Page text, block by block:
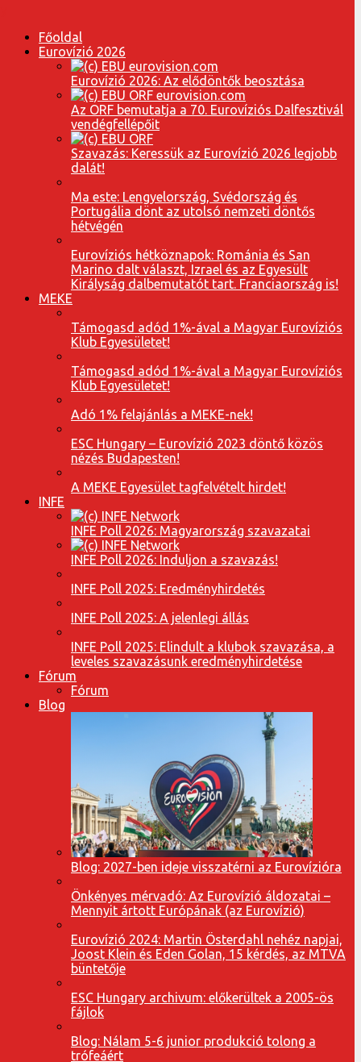
Főoldal
Eurovízió 2026
Eurovízió 2026: Az elődöntők beosztása
Az ORF bemutatja a 70. Eurovíziós Dalfesztivál
vendégfellépőit
Szavazás: Keressük az Eurovízió 2026 legjobb
dalát!
Ma este: Lengyelország, Svédország és
Portugália dönt az utolsó nemzeti döntős
hétvégén
Eurovíziós hétköznapok: Románia és San
Marino dalt választ, Izrael és az Egyesült
Királyság dalbemutatót tart. Franciaország is!
MEKE
Támogasd adód 1%-ával a Magyar Eurovíziós
Klub Egyesületet!
Támogasd adód 1%-ával a Magyar Eurovíziós
Klub Egyesületet!
Adó 1% felajánlás a MEKE-nek!
ESC Hungary – Eurovízió 2023 döntő közös
nézés Budapesten!
A MEKE Egyesület tagfelvételt hirdet!
INFE
INFE Poll 2026: Magyarország szavazatai
INFE Poll 2026: Induljon a szavazás!
INFE Poll 2025: Eredményhirdetés
INFE Poll 2025: A jelenlegi állás
INFE Poll 2025: Elindult a klubok szavazása, a
leveles szavazásunk eredményhirdetése
Fórum
Fórum
Blog
Blog: 2027-ben ideje visszatérni az Eurovízióra
Önkényes mérvadó: Az Eurovízió áldozatai –
Mennyit ártott Európának (az Eurovízió)
Eurovízió 2024: Martin Österdahl nehéz napjai,
Joost Klein és Eden Golan, 15 kérdés, az MTVA
büntetője
ESC Hungary archivum: előkerültek a 2005-ös
fájlok
Blog: Nálam 5-6 junior produkció tolong a
trófeáért